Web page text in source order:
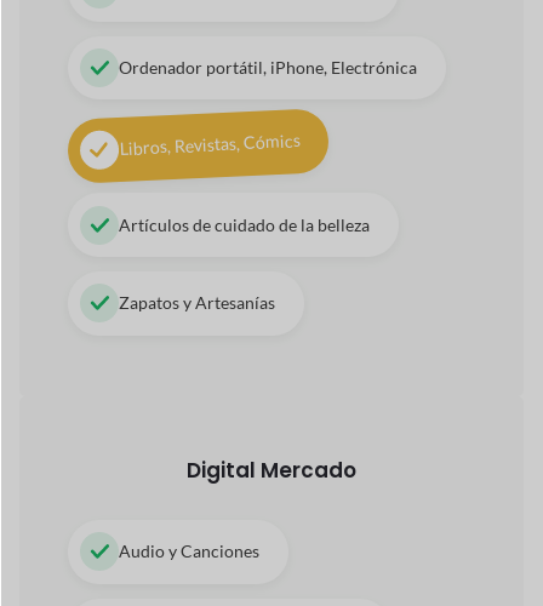
Ordenador portátil, iPhone, Electrónica
Libros, Revistas, Cómics
Artículos de cuidado de la belleza
Zapatos y Artesanías
Digital Mercado
Audio y Canciones